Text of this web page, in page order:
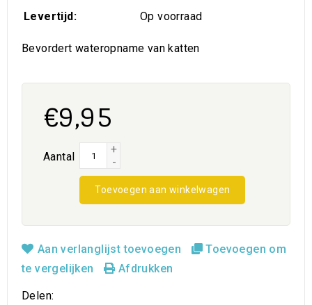
Levertijd:
Op voorraad
Bevordert wateropname van katten
€9,95
Aantal
+
-
Toevoegen aan winkelwagen
Aan verlanglijst toevoegen
Toevoegen om
te vergelijken
Afdrukken
Delen: